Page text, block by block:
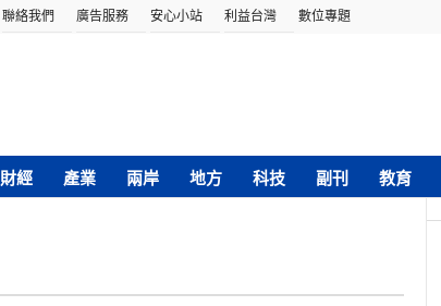
聯絡我們 廣告服務 安心小站 利益台灣 數位專題
財經 產業 兩岸 地方 科技 副刊 教育